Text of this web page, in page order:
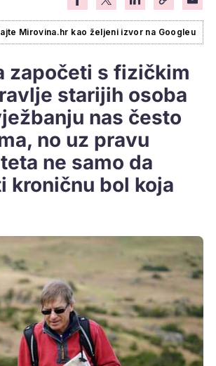
Mirovina.hr kao željeni izvor na Googleu
započeti s fizičkim
starijih osoba
nas često
no uz pravu
ne samo da
kroničnu bol koja